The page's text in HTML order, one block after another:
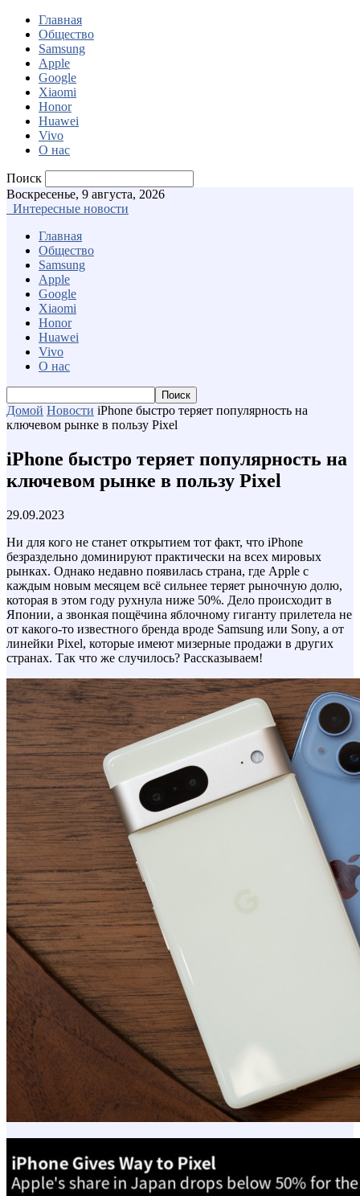
Главная
Общество
Samsung
Apple
Google
Xiaomi
Honor
Huawei
Vivo
О нас
Поиск
Воскресенье, 9 августа, 2026
Интересные новости
Главная
Общество
Samsung
Apple
Google
Xiaomi
Honor
Huawei
Vivo
О нас
Домой Новости iPhone быстро теряет популярность на
ключевом рынке в пользу Pixel
iPhone быстро теряет популярность на
ключевом рынке в пользу Pixel
29.09.2023
Ни для кого не станет открытием тот факт, что iPhone
безраздельно доминируют практически на всех мировых
рынках. Однако недавно появилась страна, где Apple с
каждым новым месяцем всё сильнее теряет рыночную долю,
которая в этом году рухнула ниже 50%. Дело происходит в
Японии, а звонкая пощёчина яблочному гиганту прилетела не
от какого-то известного бренда вроде Samsung или Sony, а от
линейки Pixel, которые имеют мизерные продажи в других
странах. Так что же случилось? Рассказываем!